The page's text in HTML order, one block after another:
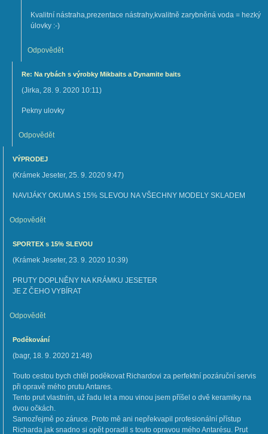
Kvalitní nástraha,prezentace nástrahy,kvalitně zarybněná voda = hezký
úlovky :-)
Odpovědět
Re: Na rybách s výrobky Mikbaits a Dynamite baits
(Jirka, 28. 9. 2020 10:11)
Pekny ulovky
Odpovědět
VÝPRODEJ
(Krámek Jeseter, 25. 9. 2020 9:47)
NAVIJÁKY OKUMA S 15% SLEVOU NA VŠECHNY MODELY SKLADEM
Odpovědět
SPORTEX s 15% SLEVOU
(Krámek Jeseter, 23. 9. 2020 10:39)
PRUTY DOPLNĚNY NA KRÁMKU JESETER
JE Z ČEHO VYBÍRAT
Odpovědět
Poděkování
(bagr, 18. 9. 2020 21:48)
Touto cestou bych chtěl poděkovat Richardovi za perfektní pozáruční servis
při opravě mého prutu Antares.
Tento prut vlastním, už řadu let a mou vinou jsem příšel o dvě keramiky na
dvou očkách.
Samozřejmě po záruce. Proto mě ani nepřekvapil profesionální přístup
Richarda jak snadno si opět poradil s touto opravou mého Antarésu. Prut